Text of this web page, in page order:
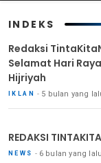
INDEKS
Redaksi
Selamat Hari
Hijriyah
IKLAN 5 bulan yang
REDAKSI
NEWS 6 bulan yang lalu